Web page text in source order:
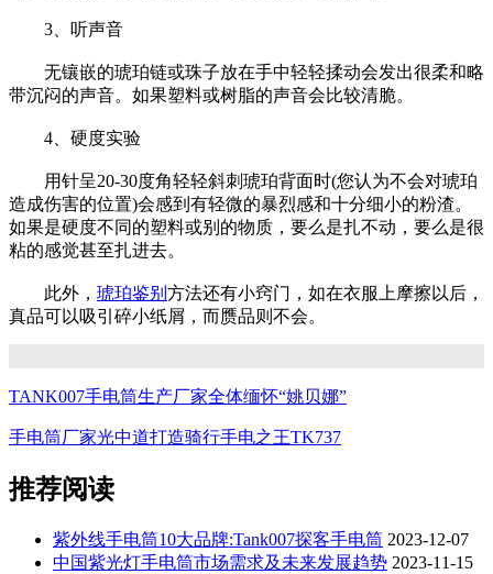
3、听声音
无镶嵌的琥珀链或珠子放在手中轻轻揉动会发出很柔和略
带沉闷的声音。如果塑料或树脂的声音会比较清脆。
4、硬度实验
用针呈20-30度角轻轻斜刺琥珀背面时(您认为不会对琥珀
造成伤害的位置)会感到有轻微的暴烈感和十分细小的粉渣。
如果是硬度不同的塑料或别的物质，要么是扎不动，要么是很
粘的感觉甚至扎进去。
此外， 琥珀鉴别 方法还有小窍门，如在衣服上摩擦以后，
真品可以吸引碎小纸屑，而赝品则不会。
TANK007手电筒生产厂家全体缅怀“姚贝娜”
手电筒厂家光中道打造骑行手电之王TK737
推荐阅读
紫外线手电筒10大品牌:Tank007探客手电筒 2023-12-07
中国紫光灯手电筒市场需求及未来发展趋势 2023-11-15